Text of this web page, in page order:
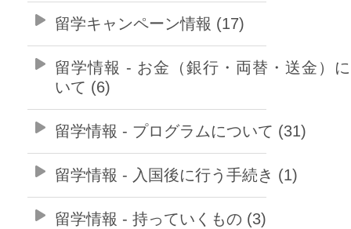
留学キャンペーン情報 (17)
留学情報 - お金（銀行・両替・送金）
いて (6)
留学情報 - プログラムについて (31)
留学情報 - 入国後に行う手続き (1)
留学情報 - 持っていくもの (3)